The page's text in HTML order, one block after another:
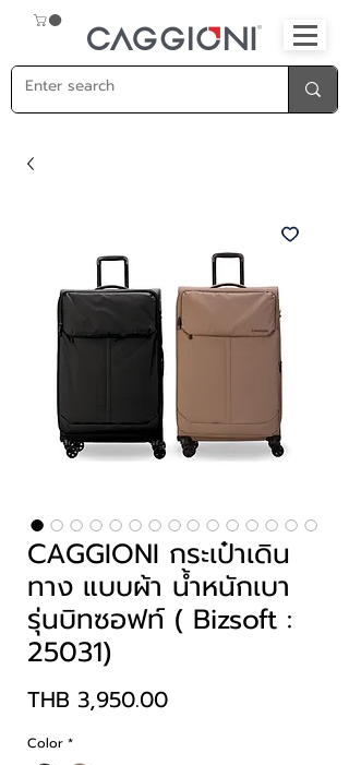
CAGGIONI กระเป๋าเดิน
ทาง แบบผ้า น้ำหนักเบา
รุ่นบิทซอฟท์ ( Bizsoft :
25031)
THB 3,950.00Price
Color *